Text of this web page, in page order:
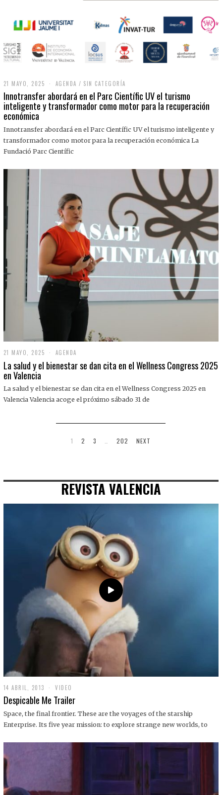
21 MAYO, 2025
M
A
Y
,
0
2
AGENDA / SIN CATEGORÍA
Innotransfer abordará en el Parc Científic UV el turismo
inteligente y transformador como motor para la recuperación
económica
Innotransfer abordará en el Parc Científic UV el turismo inteligente y
transformador como motor para la recuperación económica La
Fundació Parc Científic
21 MAYO, 2025
1
M
O
,
AGENDA
La salud y el bienestar se dan cita en el Wellness Congress 2025
en Valencia
La salud y el bienestar se dan cita en el Wellness Congress 2025 en
Valencia Valencia acoge el próximo sábado 31 de
1 2 3 202 NEXT
REVISTA VALENCIA
14 ABRIL, 2013
9
D
C
I
1
VIDEO
Despicable Me Trailer
Space, the final frontier. These are the voyages of the starship
Enterprise. Its five year mission: to explore strange new worlds, to